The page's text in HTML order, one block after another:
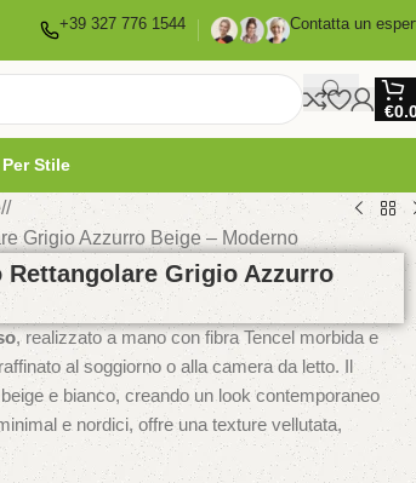
+39 327 776 1544 Contatta un
€
Stile
/
Grigio Azzurro Beige – Moderno
Rettangolare Grigio Azzurro
, realizzato a mano con fibra Tencel morbida e
al soggiorno o alla camera da letto. Il
e bianco, creando un look contemporaneo
e nordici, offre una texture vellutata,